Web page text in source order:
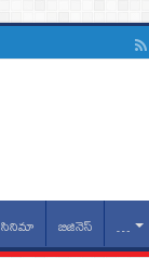
సినిమా బిజినెస్ …